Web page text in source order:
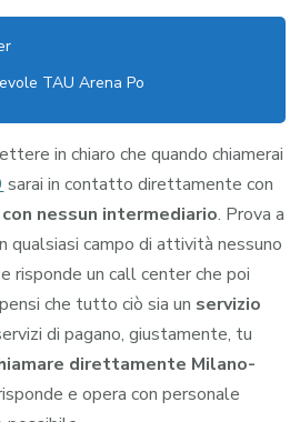
TAU Arena Po
in chiaro che quando chiamerai
sarai in contatto direttamente con
con nessun intermediario. Prova a
campo di attività nessuno
risponde un call center che poi
che tutto ciò sia un servizio
di pagano, giustamente, tu
direttamente Milano-
e opera con personale